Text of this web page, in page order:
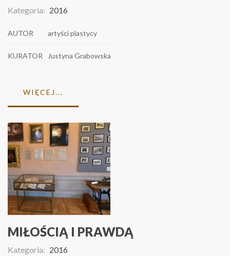
Kategoria: 2016
AUTOR artyści plastycy
KURATOR Justyna Grabowska
WIĘCEJ...
MIŁOŚCIĄ I PRAWDĄ
Kategoria: 2016